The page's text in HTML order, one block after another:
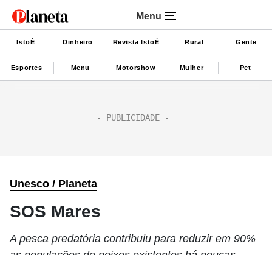
Menu
IstoÉ Dinheiro Revista IstoÉ Rural Gente
Esportes Menu Motorshow Mulher Pet
Unesco / Planeta
SOS Mares
A pesca predatória contribuiu para reduzir em 90%